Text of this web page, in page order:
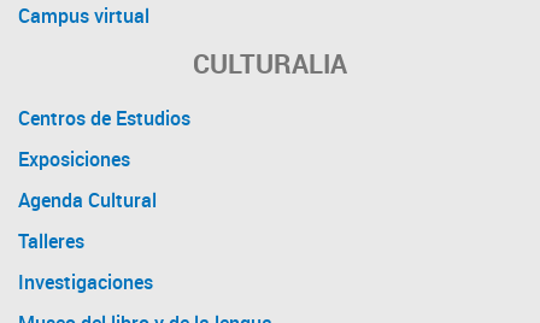
Campus virtual
CULTURALIA
Centros de Estudios
Exposiciones
Agenda Cultural
Talleres
Investigaciones